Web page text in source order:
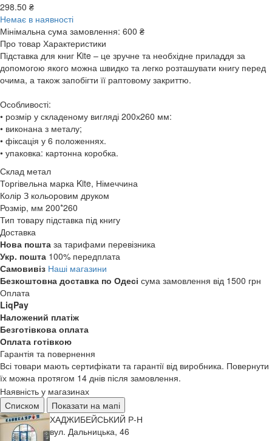
298.50 ₴
Немає в наявності
Мінімальна сума замовлення: 600 ₴
Про товар Характеристики
Підставка для книг Kite – це зручне та необхідне приладдя за
допомогою якого можна швидко та легко розташувати книгу перед
очима, а також запобігти її раптовому закриттю.
Особливості:
• розмір у складеному вигляді 200х260 мм:
• виконана з металу;
• фіксація у 6 положеннях.
• упаковка: картонна коробка.
Склад метал
Торгівельна марка Kite, Німеччина
Колір З кольоровим друком
Розмір, мм 200*260
Тип товару підставка під книгу
Доставка
Нова пошта за тарифами перевізника
Укр. пошта 100% передплата
Самовивіз Наші магазини
Безкоштовна доставка по Одесі сума замовлення від 1500 грн
Оплата
LiqPay
Наложений платіж
Безготівкова оплата
Оплата готівкою
Гарантія та повернення
Всі товари мають сертифікати та гарантії від виробника. Повернути
їх можна протягом 14 днів після замовлення.
Наявність у магазинах
Списком
Показати на мапі
ХАДЖИБЕЙСЬКИЙ Р-Н
вул. Дальницька, 46